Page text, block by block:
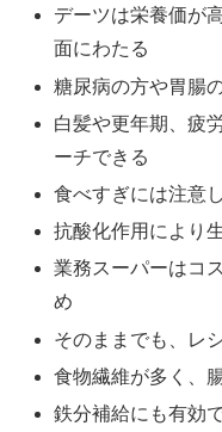
デーツは栄養価が
面にわたる
糖尿病の方や胃腸
白髪や更年期、疲
ーチできる
食べすぎには注意
抗酸化作用により
業務スーパーはコ
め
そのままでも、レ
食物繊維が多く、
鉄分補給にも有効